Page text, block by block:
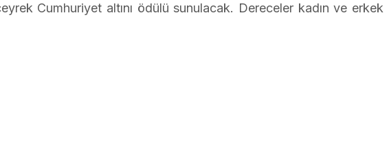
Cumhuriyet altını ödülü sunulacak. Dereceler kadın ve erkek